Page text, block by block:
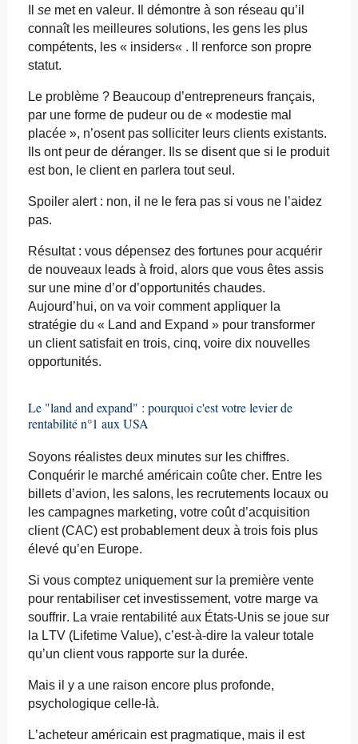
semet en valeur. Il démontre à son réseau qu’il
connaît les meilleures solutions, les gens les plus
compétents, les « insiders« . Il renforce son propre
statut.
Le problème ? Beaucoup d’entrepreneurs français,
par une forme de pudeur ou de « modestie mal
placée », n’osent pas solliciter leurs clients existants.
Ils ont peurde déranger. Ils se disent que si le produit
est bon, le client en parlera tout seul.
Spoiler alert: non, il ne le fera pas si vous ne l’aidez
pas.
Résultat : vous dépensez des fortunes pour acquérir
de nouveaux leads à froid, alors que vous êtes assis
sur une mine d’or d’opportunités chaudes.
Aujourd’hui, on va voir comment appliquer la
stratégie du « Land and Expand » pour transformer
un client satisfait en trois, cinq, voire dix nouvelles
opportunités.
Le "land and expand" : pourquoi c'est votre levier de
rentabilité n°1 aux USA
Soyons réalistes deux minutes sur les chiffres.
Conquérir le marché américain coûte cher. Entre les
billets d’avion, les salons, les recrutements locaux ou
les campagnes marketing, votre coût d’acquisition
client (CAC) est probablement deux à trois fois plus
élevé qu’en Europe.
Si vous comptez uniquement sur la première vente
pour rentabiliser cet investissement, votre marge va
souffrir. La vraie rentabilité aux États-Unis se joue sur
la LTV (LifetimeValue), c’est-à-dire la valeur totale
qu’un client vous rapporte sur la durée.
Mais il y a une raison encore plus profonde,
psychologique celle-là.
L’acheteur américain est pragmatique, mais il est